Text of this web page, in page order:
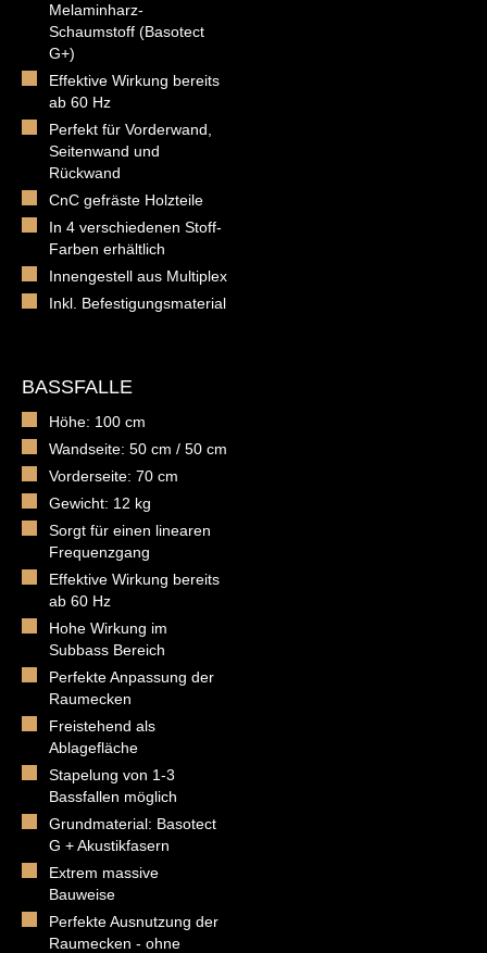
Melaminharz-
Schaumstoff (Basotect
G+)
Effektive Wirkung bereits
ab 60 Hz
Perfekt für Vorderwand,
Seitenwand und
Rückwand
CnC gefräste Holzteile
In 4 verschiedenen Stoff-
Farben erhältlich
Innengestell aus Multiplex
Inkl. Befestigungsmaterial
BASSFALLE
Höhe: 100 cm
Wandseite: 50 cm / 50 cm
Vorderseite: 70 cm
Gewicht: 12 kg
Sorgt für einen linearen
Frequenzgang
Effektive Wirkung bereits
ab 60 Hz
Hohe Wirkung im
Subbass Bereich
Perfekte Anpassung der
Raumecken
Freistehend als
Ablagefläche
Stapelung von 1-3
Bassfallen möglich
Grundmaterial: Basotect
G + Akustikfasern
Extrem massive
Bauweise
Perfekte Ausnutzung der
Raumecken - ohne